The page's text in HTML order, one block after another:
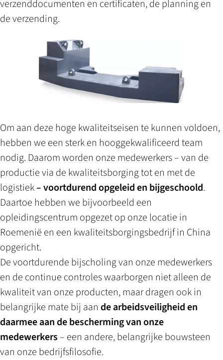
verzenddocumenten en certificaten, de planning­ en
de verzending.
Om aan deze hoge kwaliteitseisen te kunnen voldoen,
hebben we een sterk en hooggekwalificeerd team
nodig. Daarom worden onze medewerkers – van de
productie via de kwaliteitsborging tot en met de
logistiek– voortdurend opgeleid en bijgeschoold.
Daartoe hebben we bijvoorbeeld een
opleidingscentrum opgezet op onze locatie in
Roemenië en een kwaliteitsborgingsbedrijf in China
opgericht.
De voortdurende bijscholing van onze medewerkers
en de continue controles waarborgen niet alleen de
kwaliteit van onze producten, maar dragen ook in
belangrijke mate bij aan de arbeidsveiligheid en
daarmee aan de bescherming van onze
medewerkers – een andere, belangrijke bouwsteen
van onze bedrijfsfilosofie.